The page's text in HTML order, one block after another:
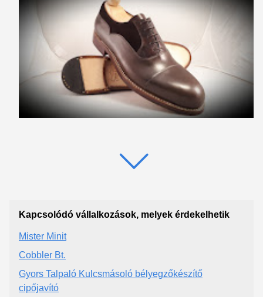
Kapcsolódó vállalkozások, melyek érdekelhetik
Mister Minit
Cobbler Bt.
Gyors Talpaló Kulcsmásoló bélyegzőkészítő
cipőjavító